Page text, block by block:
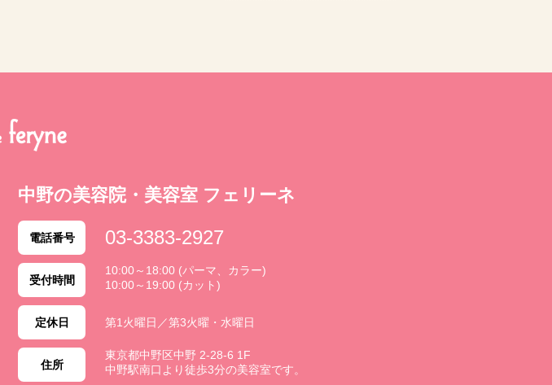
中野の美容院・美容室 フェリーネ
電話番号 03-3383-2927
受付時間
10:00～18:00 (パーマ、カラー)
10:00～19:00 (カット)
定休日 第1火曜日／第3火曜・水曜日
住所
東京都中野区中野 2-28-6 1F
中野駅南口より徒歩3分の美容室です。